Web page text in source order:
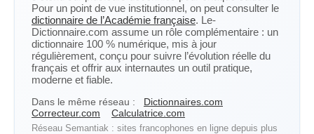
Pour un point de vue institutionnel, on peut consulter le
dictionnaire de l’Académie française. Le-
Dictionnaire.com assume un rôle complémentaire : un
dictionnaire 100 % numérique, mis à jour
régulièrement, conçu pour suivre l’évolution réelle du
français et offrir aux internautes un outil pratique,
moderne et fiable.
Dans le même réseau :
Dictionnaires.com
Correcteur.com
Calculatrice.com
Réseau Semantiak : sites francophones en ligne depuis plus